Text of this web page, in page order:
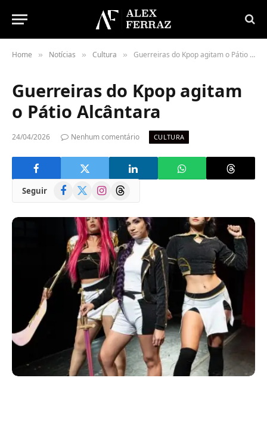
Home » Notícias » Cultura » Guerreiras do Kpop agitam o Pátio Alcântara
Guerreiras do Kpop agitam
o Pátio Alcântara
24/04/2026 Nenhum comentário CULTURA
Seguir Facebook
(Twitter)
InstagramThreads